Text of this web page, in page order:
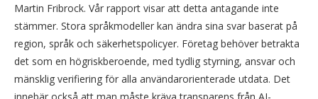
Martin Fribrock. Vår rapport visar att detta antagande inte
stämmer. Stora språkmodeller kan ändra sina svar baserat på
region, språk och säkerhetspolicyer. Företag behöver betrakta
det som en högriskberoende, med tydlig styrning, ansvar och
mänsklig verifiering för alla användarorienterade utdata. Det
innebär också att man måste kräva transparens från AI-